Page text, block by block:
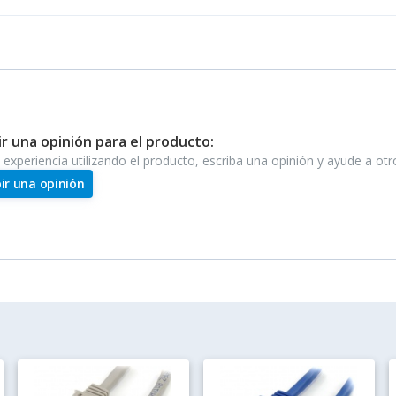
una opinión para el producto:
experiencia utilizando el producto, escriba una opinión y ayude a
una opinión